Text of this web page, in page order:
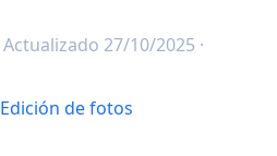
Actualizado 27/10/2025 ·
Edición de fotos